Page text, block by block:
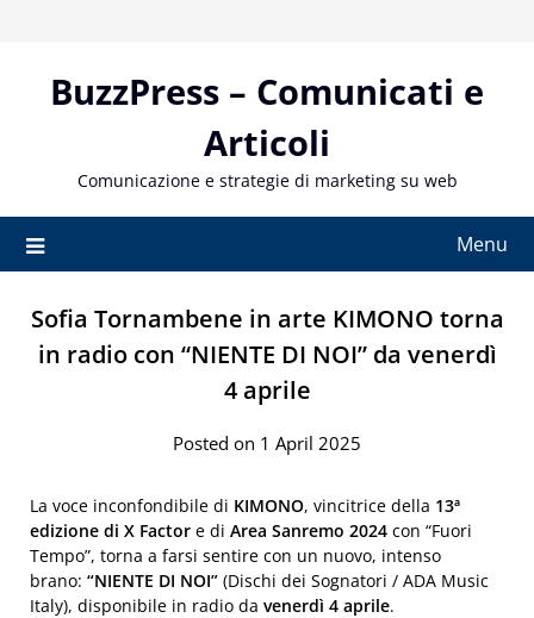
contentBuzzPress – Comunicati e
Articoli
Comunicazione e strategie di marketing su web
Menu
Sofia Tornambene in arte KIMONO torna
in radio con “NIENTE DI NOI” da venerdì
4 aprile
Posted on 1 April 2025
La voce inconfondibile di KIMONO, vincitrice della 13ª
edizione di X Factor e di Area Sanremo 2024 con “Fuori
Tempo”, torna a farsi sentire con un nuovo, intenso
brano: “NIENTE DI NOI” (Dischi dei Sognatori / ADA Music
Italy), disponibile in radio da venerdì 4 aprile.